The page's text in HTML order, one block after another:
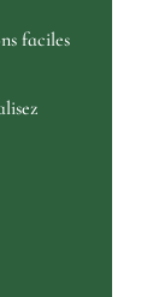
faciles